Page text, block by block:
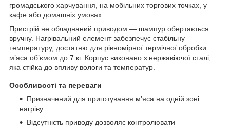
громадського харчування, на мобільних торгових точках, у
кафе або домашніх умовах.
Пристрій не обладнаний приводом — шампур обертається
вручну. Нагрівальний елемент забезпечує стабільну
температуру, достатню для рівномірної термічної обробки
м’яса об’ємом до 7 кг. Корпус виконано з нержавіючої сталі,
яка стійка до впливу вологи та температур.
Особливості та переваги
Призначений для приготування м’яса на одній зоні
нагріву
Відсутність приводу дозволяє контролювати